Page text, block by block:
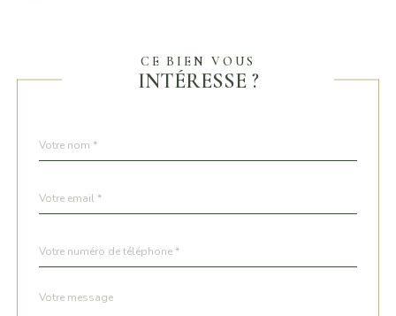
CE BIEN VOUS
INTÉRESSE ?
par
*
*
*
Fieldset
Message
*